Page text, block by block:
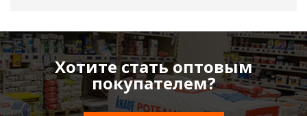
Хотите стать оптовым
покупателем?